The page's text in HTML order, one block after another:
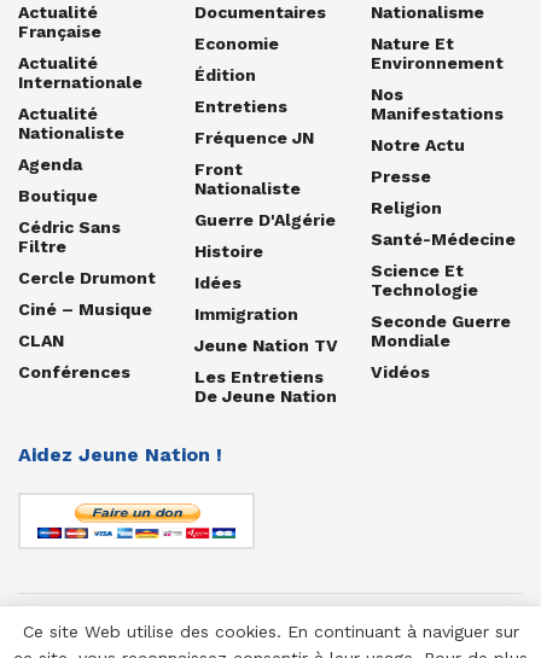
Actualité
Française
Actualité
Internationale
Actualité
Nationaliste
Agenda
Boutique
Cédric Sans
Filtre
Cercle Drumont
Ciné – Musique
CLAN
Conférences
Documentaires
Economie
Édition
Entretiens
Fréquence JN
Front
Nationaliste
Guerre D'Algérie
Histoire
Idées
Immigration
Jeune Nation TV
Les Entretiens
De Jeune Nation
Nationalisme
Nature Et
Environnement
Nos
Manifestations
Notre Actu
Presse
Religion
Santé-Médecine
Science Et
Technologie
Seconde Guerre
Mondiale
Vidéos
Aidez Jeune Nation !
© 1958-2025 Jeune Nation
Ce site Web utilise des cookies. En continuant à naviguer sur